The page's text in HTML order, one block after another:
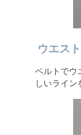
ウエス
ベルトでウ
しいライン